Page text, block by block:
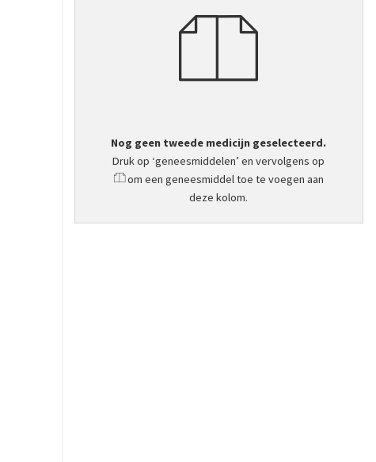
Nog geen tweede medicijn geselecteerd.
Druk op ‘geneesmiddelen’ en vervolgens op
om een geneesmiddel toe te voegen aan
deze kolom.